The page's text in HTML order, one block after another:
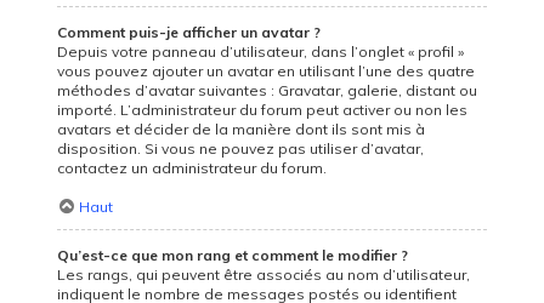
Comment puis-je afficher un avatar ?
Depuis votre panneau d’utilisateur, dans l’onglet « profil »
vous pouvez ajouter un avatar en utilisant l’une des quatre
méthodes d’avatar suivantes : Gravatar, galerie, distant ou
importé. L’administrateur du forum peut activer ou non les
avatars et décider de la manière dont ils sont mis à
disposition. Si vous ne pouvez pas utiliser d’avatar,
contactez un administrateur du forum.
Haut
Qu’est-ce que mon rang et comment le modifier ?
Les rangs, qui peuvent être associés au nom d’utilisateur,
indiquent le nombre de messages postés ou identifient